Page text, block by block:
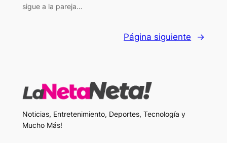
sigue a la pareja…
Página siguiente →
Noticias, Entretenimiento, Deportes, Tecnología y
Mucho Más!